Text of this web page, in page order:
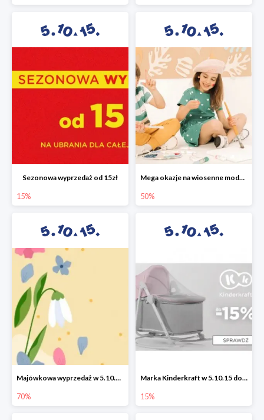
Sezonowa wyprzedaż od 15zł
15%
Mega okazje na wiosenne modele w 5.10.15 do -50%
50%
Majówkowa wyprzedaż w 5.10.15 do -70%
70%
Marka Kinderkraft w 5.10.15 do -15%
15%